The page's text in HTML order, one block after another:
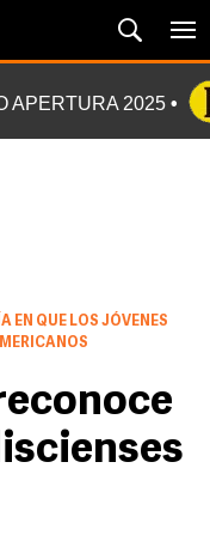
APERTURA 2025
EN QUE LOS JÓVENES